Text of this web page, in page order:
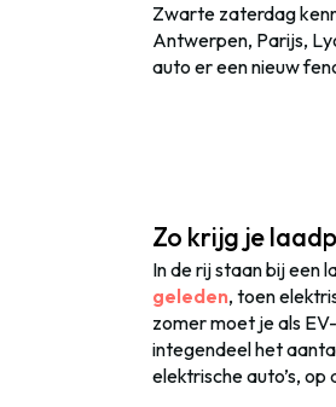
Zwarte zaterdag
Antwerpen, Parijs,
auto er een nieuw
Zo krijg je
In de rij staan bij een
geleden, toen
zomer moet je als
integendeel het
elektrische auto’s,